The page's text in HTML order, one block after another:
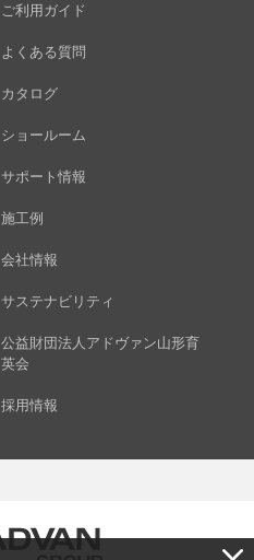
ご利用ガイド
よくある質問
カタログ
ショールーム
サポート情報
施工例
会社情報
サステナビリティ
公益財団法人アドヴァン山形育
英会
採用情報